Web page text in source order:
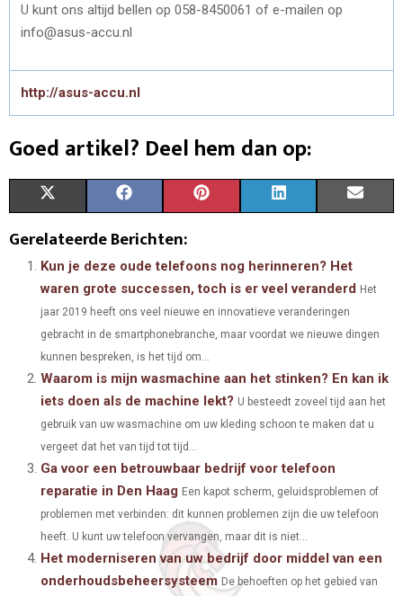
U kunt ons altijd bellen op 058-8450061 of e-mailen op
info@asus-accu.nl
http://asus-accu.nl
Goed artikel? Deel hem dan op:
A
R
O
T
W
T
E
R
)
A
R
O
C
E
O
K
R
N
T
S
R
N
K
N
R
I
Gerelateerde Berichten:
Kun je deze oude telefoons nog herinneren? Het
waren grote successen, toch is er veel veranderd Het
jaar 2019 heeft ons veel nieuwe en innovatieve veranderingen
gebracht in de smartphonebranche, maar voordat we nieuwe dingen
kunnen bespreken, is het tijd om...
Waarom is mijn wasmachine aan het stinken? En kan ik
iets doen als de machine lekt? U besteedt zoveel tijd aan het
gebruik van uw wasmachine om uw kleding schoon te maken dat u
vergeet dat het van tijd tot tijd...
Ga voor een betrouwbaar bedrijf voor telefoon
reparatie in Den Haag Een kapot scherm, geluidsproblemen of
problemen met verbinden: dit kunnen problemen zijn die uw telefoon
heeft. U kunt uw telefoon vervangen, maar dit is niet...
Het moderniseren van uw bedrijf door middel van een
onderhoudsbeheersysteem De behoeften op het gebied van